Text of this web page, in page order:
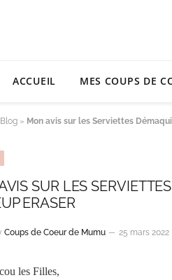
ACCUEIL MES COUPS DE
Blog » Mon avis sur les Serviettes
SUR LES
ERASER
Coups de Coeur de Mumu 25 mars 2022
les Filles,